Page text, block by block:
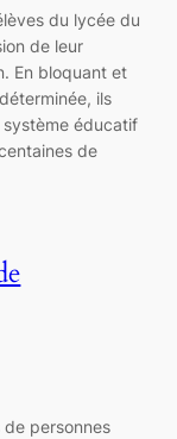
du lycée du
de leur
En bloquant et
ils
éducatif
de
de personnes